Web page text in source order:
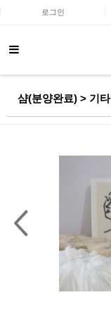
로그인
샴(분양완료) > 기타